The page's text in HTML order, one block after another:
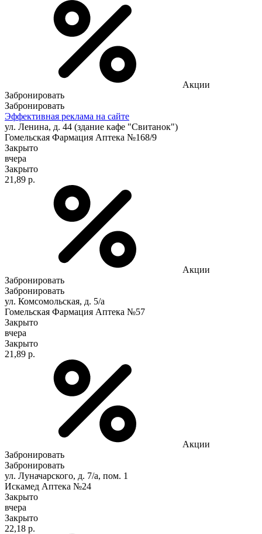
Акции
Забронировать
Забронировать
Эффективная реклама на сайте
ул. Ленина, д. 44 (здание кафе "Свитанок")
Гомельская Фармация Аптека №168/9
Закрыто
вчера
Закрыто
21,89 р.
Акции
Забронировать
Забронировать
ул. Комсомольская, д. 5/а
Гомельская Фармация Аптека №57
Закрыто
вчера
Закрыто
21,89 р.
Акции
Забронировать
Забронировать
ул. Луначарского, д. 7/а, пом. 1
Искамед Аптека №24
Закрыто
вчера
Закрыто
22,18 р.